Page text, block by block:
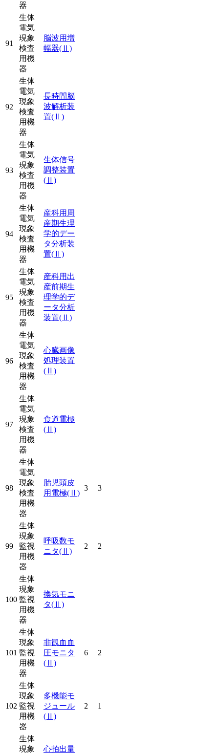
器
91
生体
電気
現象
検査
用機
器
脳波用増
幅器(Ⅱ)
92
生体
電気
現象
検査
用機
器
長時間脳
波解析装
置(Ⅱ)
93
生体
電気
現象
検査
用機
器
生体信号
調整装置
(Ⅱ)
94
生体
電気
現象
検査
用機
器
産科用周
産期生理
学的デー
タ分析装
置(Ⅱ)
95
生体
電気
現象
検査
用機
器
産科用出
産前期生
理学的デ
ータ分析
装置(Ⅱ)
96
生体
電気
現象
検査
用機
器
心臓画像
処理装置
(Ⅱ)
97
生体
電気
現象
検査
用機
器
食道電極
(Ⅱ)
98
生体
電気
現象
検査
用機
器
胎児頭皮
用電極(Ⅱ)
3 3
99
生体
現象
監視
用機
器
呼吸数モ
ニタ(Ⅱ)
2 2
100
生体
現象
監視
用機
器
換気モニ
タ(Ⅱ)
101
生体
現象
監視
用機
器
非観血血
圧モニタ
(Ⅱ)
6 2
102
生体
現象
監視
用機
器
多機能モ
ジュール
(Ⅱ)
2 1
生体
現象
心拍出量